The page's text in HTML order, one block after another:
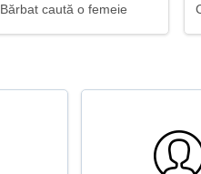
Bărbat caută o femeie